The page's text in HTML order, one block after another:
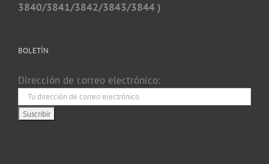
3840/3841/3842/3843/3844 )
BOLETÍN
Dirección de correo electrónico: